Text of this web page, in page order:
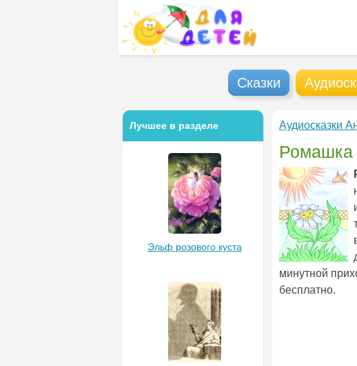
Сказки
Аудиосказки
Ромашка
минутной
бесплатно.
Лучшее в разделе
Эльф розового куста